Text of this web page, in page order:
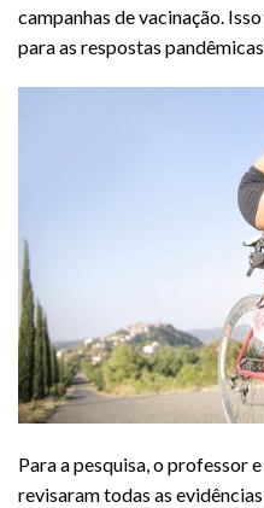
campanhas de vacinação.
para as respostas
Para a pesquisa, o professor
revisaram todas as